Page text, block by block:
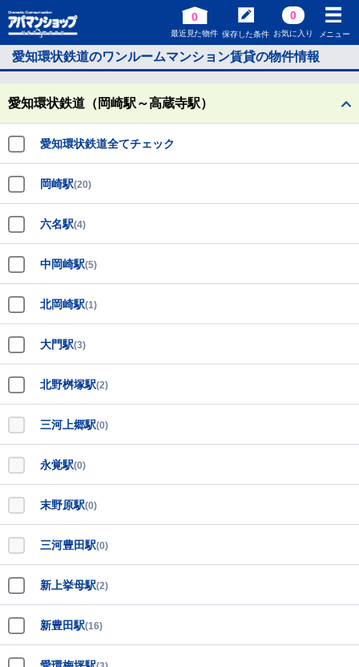
0
最近見た物件 保存した条件
0
お気に入り メニュー
愛知環状鉄道のワンルームマンション賃貸の物件情報
愛知環状鉄道（岡崎駅～高蔵寺駅）
愛知環状鉄道全てチェック
岡崎駅(20)
六名駅(4)
中岡崎駅(5)
北岡崎駅(1)
大門駅(3)
北野桝塚駅(2)
三河上郷駅(0)
永覚駅(0)
末野原駅(0)
三河豊田駅(0)
新上挙母駅(2)
新豊田駅(16)